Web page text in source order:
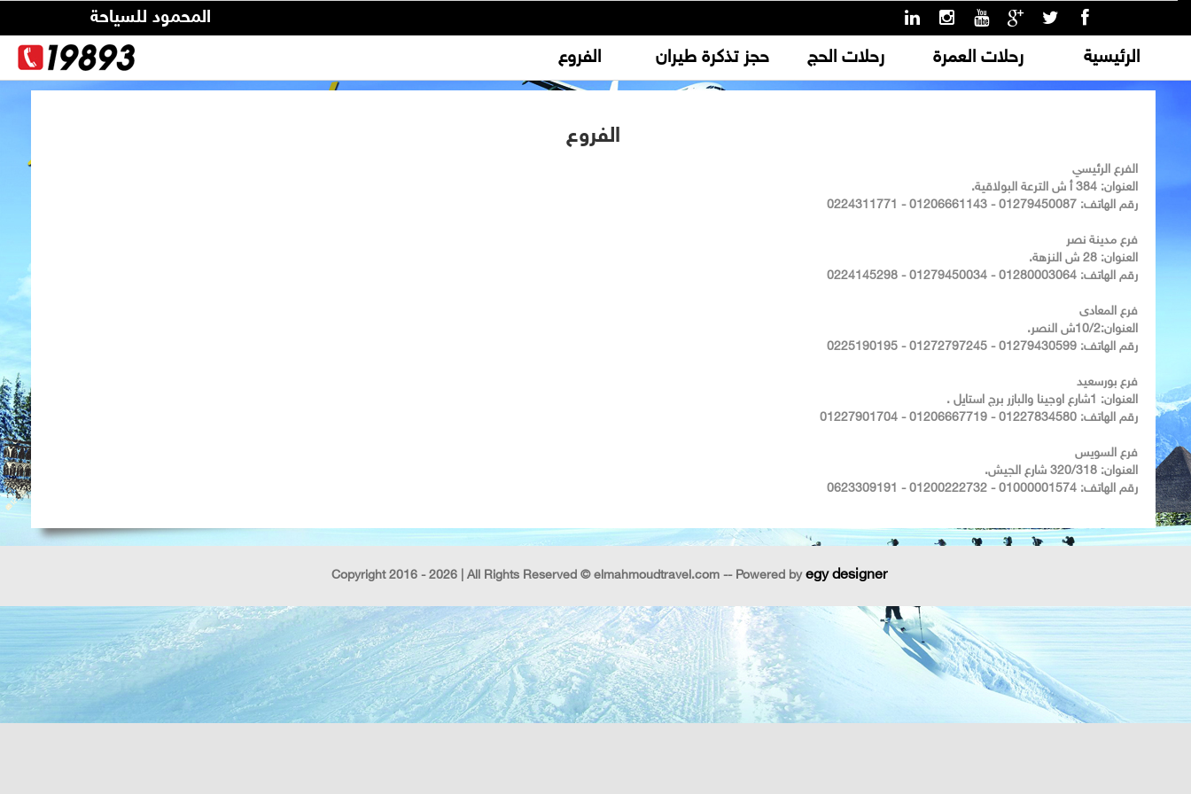
المحمود للسياحة
الرئيسية رحلات العمرة رحلات الحج حجز تذكرة طيران الفروع
الفروع
الفرع الرئيسي
العنوان: 384 أ ش الترعة البولاقية.
رقم الهاتف: 01279450087 - 01206661143 - 0224311771
فرع مدينة نصر
العنوان: 28 ش النزهة.
رقم الهاتف: 01280003064 - 01279450034 - 0224145298
فرع المعادى
العنوان:10/2ش النصر.
رقم الهاتف: 01279430599 - 01272797245 - 0225190195
فرع بورسعيد
العنوان: 1شارع اوجينا والبازر برج استايل .
رقم الهاتف: 01227834580 - 01206667719 - 01227901704
فرع السويس
العنوان: 320/318 شارع الجيش.
رقم الهاتف: 01000001574 - 01200222732 - 0623309191
Copyright 2016 - 2026 | All Rights Reserved © elmahmoudtravel.com -- Powered byegy designer